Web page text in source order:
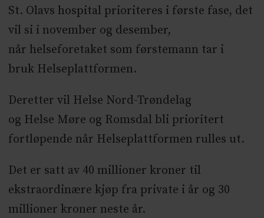
St. Olavs hospital prioriteres i første fase, det
vil si i november og desember,
når helseforetaket som førstemann tar i
bruk Helseplattformen.
Deretter vil Helse Nord-Trøndelag
og Helse Møre og Romsdal bli prioritert
fortløpende når Helseplattformen rulles ut.
Det er satt av 40 millioner kroner til
ekstraordinære kjøp fra private i år og 30
millioner kroner neste år.